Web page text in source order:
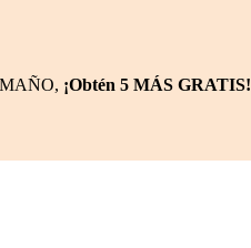
¡Obtén 5 MÁS GRATIS!